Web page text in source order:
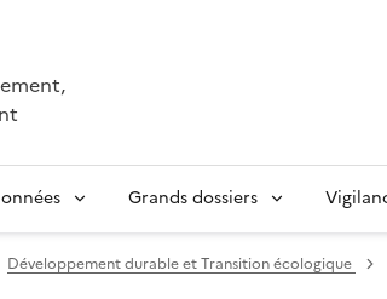
Grands dossiers
Développement durable et Transition écologique